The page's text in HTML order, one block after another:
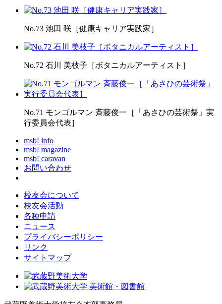
No.73 池田 咲［健康キャリア実践家］
No.72 石川 美枝子［ボタニカルアーティスト］
No.71 モンゴルマン 斉藤俊一［「あさひの芸術祭」実
行委員会代表］
msb! info
msb! magazine
msb! caravan
お問い合わせ
校友会について
校友会活動
各種申請
ニュース
プライバシーポリシー
リンク
サイトマップ